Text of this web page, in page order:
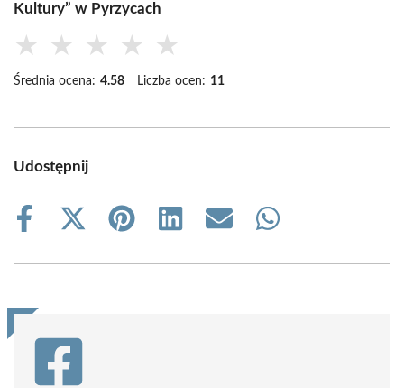
Kultury” w Pyrzycach
★ ★ ★ ★ ★
Średnia ocena: 4.58 Liczba ocen: 11
Udostępnij
Share
Share
(Twitter)
Share
Share
Share
Share